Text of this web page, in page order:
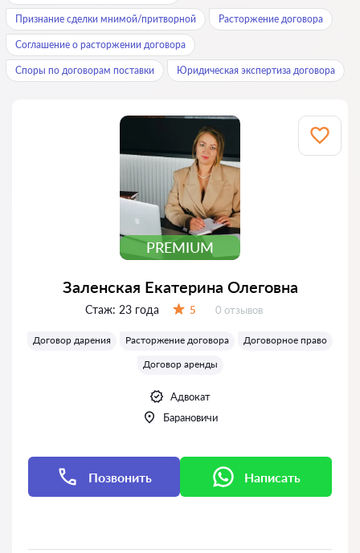
Признание сделки мнимой/притворной Расторжение договора
Соглашение о расторжении договора
Споры по договорам поставки Юридическая экспертиза договора
PREMIUM
Заленская Екатерина Олеговна
Стаж: 23 года 5 Отзывов:
0 отзывов
Договор дарения Расторжение договора
Договорное право
Договор аренды
Адвокат
Барановичи
Позвонить Написать